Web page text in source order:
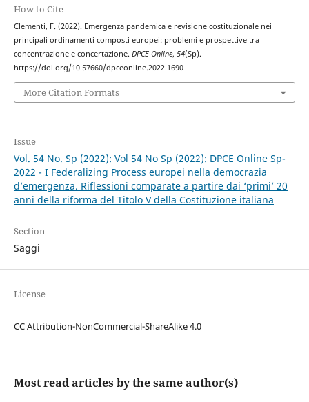
How to Cite
Clementi, F. (2022). Emergenza pandemica e revisione costituzionale nei
principali ordinamenti composti europei: problemi e prospettive tra
concentrazione e concertazione. DPCE Online, 54(Sp).
https://doi.org/10.57660/dpceonline.2022.1690
More Citation Formats
Issue
Vol. 54 No. Sp (2022): Vol 54 No Sp (2022): DPCE Online Sp-
2022 - I Federalizing Process europei nella democrazia
d’emergenza. Riflessioni comparate a partire dai ‘primi’ 20
anni della riforma del Titolo V della Costituzione italiana
Section
Saggi
License
CC Attribution-NonCommercial-ShareAlike 4.0
Most read articles by the same author(s)